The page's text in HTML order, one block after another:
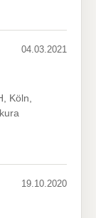
04.03.2021
Köln,
19.10.2020